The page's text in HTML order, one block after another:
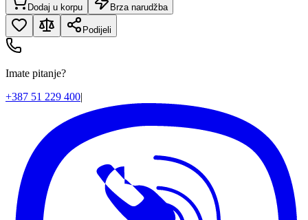
Dodaj u korpu Brza narudžba
Podijeli
Imate pitanje?
+387 51 229 400|